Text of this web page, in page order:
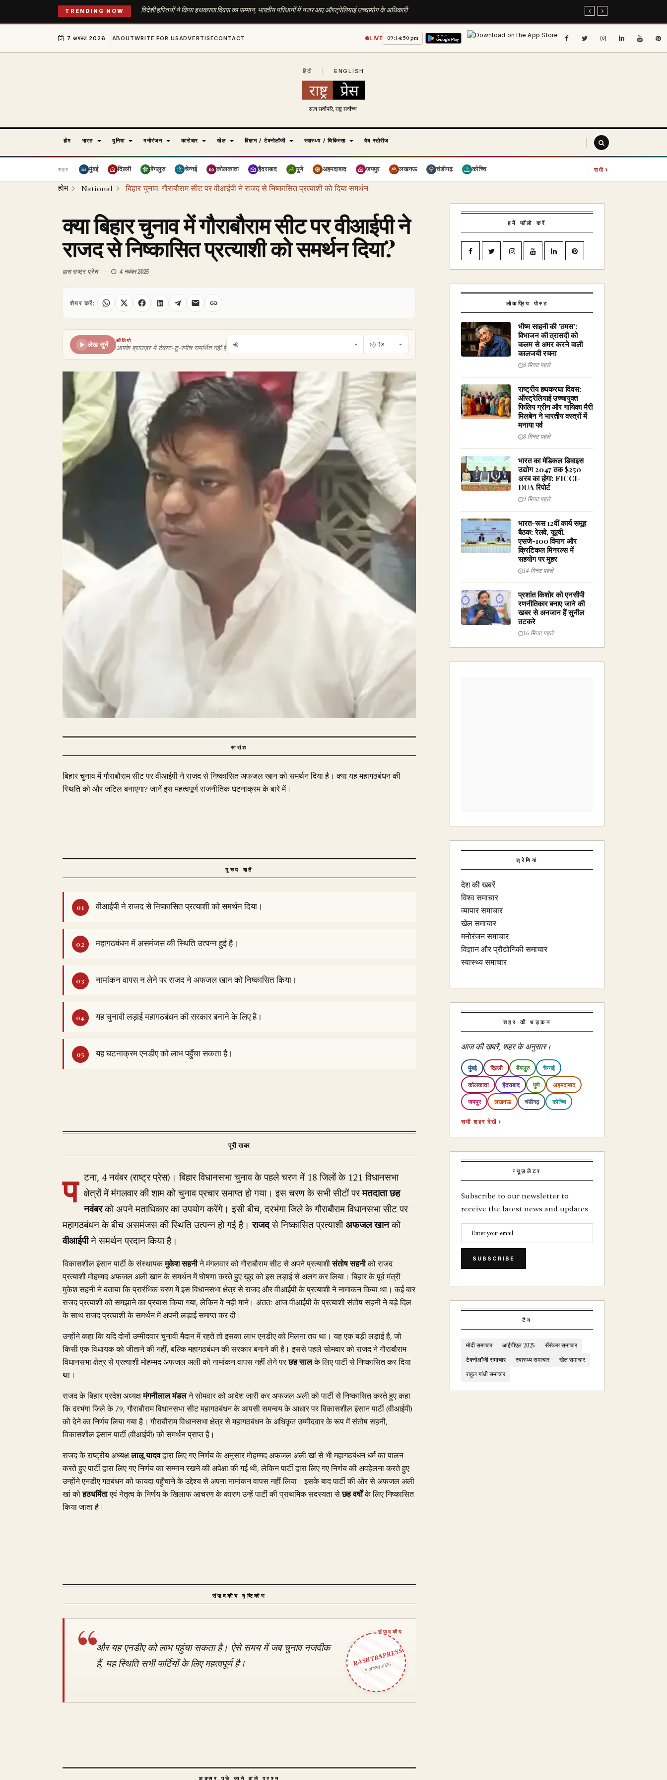
TRENDING NOW व‍िदेशी हस्‍त‍ियों ने क‍िया हथकरघा द‍िवस का सम्‍मान, भारतीय पर‍िधानों में नजर आए ऑस्ट्रेलियाई उच्चायोग के अध‍िकारी
7 अगस्त 2026 ABOUTWRITE FOR USADVERTISECONTACT LIVE 09:14:51 pm
हिंदी ENGLISH
होम भारत दुनिया मनोरंजन कारोबार खेल विज्ञान / टेक्नोलॉजी स्वास्थ्य / चिकित्सा वेब स्टोरीज
शहर मुंबई दिल्ली बेंगलुरु चेन्नई कोलकाता हैदराबाद पुणे अहमदाबाद जयपुर लखनऊ चंडीगढ़ कोच्चि सभी›
होम National बिहार चुनाव: गौराबौराम सीट पर वीआईपी ने राजद से निष्कासित प्रत्याशी को दिया समर्थन ‎
क्या बिहार चुनाव में गौराबौराम सीट पर वीआईपी ने
राजद से निष्कासित प्रत्याशी को समर्थन दिया?
द्वाराराष्ट्र प्रेस 4 नवंबर 2025
शेयर करें:
लेख सुनें
ऑडियो
आपके ब्राउज़र में टेक्स्ट-टू-स्पीच समर्थित नहीं है
सारांश
बिहार चुनाव में गौराबौराम सीट पर वीआईपी ने राजद से निष्कासित अफजल खान को समर्थन दिया है। क्या यह महागठबंधन की
स्थिति को और जटिल बनाएगा? जानें इस महत्वपूर्ण राजनीतिक घटनाक्रम के बारे में।
मुख्य बातें
वीआईपी ने राजद से निष्कासित प्रत्याशी को समर्थन दिया।
महागठबंधन में असमंजस की स्थिति उत्पन्न हुई है।
नामांकन वापस न लेने पर राजद ने अफजल खान को निष्कासित किया।
यह चुनावी लड़ाई महागठबंधन की सरकार बनाने के लिए है।
यह घटनाक्रम एनडीए को लाभ पहुँचा सकता है।
प टना, 4 नवंबर (राष्ट्र प्रेस)। बिहार विधानसभा चुनाव के पहले चरण में 18 जिलों के 121 विधानसभा
क्षेत्रों में मंगलवार की शाम को चुनाव प्रचार समाप्त हो गया। इस चरण के सभी सीटों परमतदाता छह
नवंबरको अपने मताधिकार का उपयोग करेंगे। इसी बीच, दरभंगा जिले के गौराबौराम विधानसभा सीट पर
महागठबंधन के बीच असमंजस की स्थिति उत्पन्न हो गई है।राजदसे निष्कासित प्रत्याशीअफजल खानको
वीआईपीने समर्थन प्रदान किया है।
विकासशील इंसान पार्टी के संस्थापकमुकेश सहनीने मंगलवार को गौराबौराम सीट से अपने प्रत्याशीसंतोष सहनीको राजद
प्रत्याशी मोहम्मद अफजल अली खान के समर्थन में घोषणा करते हुए खुद को इस लड़ाई से अलग कर लिया। बिहार के पूर्व मंत्री
मुकेश सहनी ने बताया कि प्रारंभिक चरण में इस विधानसभा क्षेत्र से राजद और वीआईपी के प्रत्याशी ने नामांकन किया था। कई बार
राजद प्रत्याशी को समझाने का प्रयास किया गया, लेकिन वे नहीं माने। अंततः आज वीआईपी के प्रत्याशी संतोष सहनी ने बड़े दिल
के साथ राजद प्रत्याशी के समर्थन में अपनी लड़ाई समाप्त कर दी।
उन्होंने कहा कि यदि दोनों उम्मीदवार चुनावी मैदान में रहते तो इसका लाभ एनडीए को मिलना तय था। यह एक बड़ी लड़ाई है, जो
किसी एक विधायक को जीताने की नहीं, बल्कि महागठबंधन की सरकार बनाने की है। इससे पहले सोमवार को राजद ने गौराबौराम
विधानसभा क्षेत्र से प्रत्याशी मोहम्मद अफजल अली को नामांकन वापस नहीं लेने परछह सालके लिए पार्टी से निष्कासित कर दिया
था।
राजद के बिहार प्रदेश अध्यक्षमंगनीलाल मंडलने सोमवार को आदेश जारी कर अफजल अली को पार्टी से निष्कासित करते हुए कहा
कि दरभंगा जिले के 79, गौराबौराम विधानसभा सीट महागठबंधन के आपसी समन्वय के आधार पर विकासशील इंसान पार्टी (वीआईपी)
को देने का निर्णय लिया गया है। गौराबौराम विधानसभा क्षेत्र से महागठबंधन के अधिकृत उम्मीदवार के रूप में संतोष सहनी,
विकासशील इंसान पार्टी (वीआईपी) को समर्थन प्राप्त है।
राजद के राष्ट्रीय अध्यक्षलालू यादवद्वारा लिए गए निर्णय के अनुसार मोहम्मद अफजल अली खां से भी महागठबंधन धर्म का पालन
करते हुए पार्टी द्वारा लिए गए निर्णय का सम्मान रखने की अपेक्षा की गई थी, लेकिन पार्टी द्वारा लिए गए निर्णय की अवहेलना करते हुए
उन्होंने एनडीए गठबंधन को फायदा पहुँचाने के उद्देश्य से अपना नामांकन वापस नहीं लिया। इसके बाद पार्टी की ओर से अफजल अली
खां कोहठधर्मिताएवं नेतृत्व के निर्णय के खिलाफ आचरण के कारण उन्हें पार्टी की प्राथमिक सदस्यता सेछह वर्षोंके लिए निष्कासित
किया जाता है।
संपादकीय दृष्टिकोण
और यह एनडीए को लाभ पहुंचा सकता है। ऐसे समय में जब चुनाव नजदीक
हैं, यह स्थिति सभी पार्टियों के लिए महत्वपूर्ण है।
RASHTRAPRESS
7 अगस्त 2026
अक्सर पूछे जाने वाले प्रश्न
हमें फॉलो करें
लोकप्रिय पोस्ट
भीष्म साहनी की 'तमस':
विभाजन की त्रासदी को
कलम से अमर करने वाली
कालजयी रचना
8 मिनट पहले
राष्ट्रीय हथकरघा दिवस:
ऑस्ट्रेलियाई उच्चायुक्त
फिलिप ग्रीन और गायिका मैरी
मिलबेन ने भारतीय वस्त्रों में
मनाया पर्व
8 मिनट पहले
भारत का मेडिकल डिवाइस
उद्योग 2047 तक $250
अरब का होगा: FICCI-
DUA रिपोर्ट
9 मिनट पहले
भारत-रूस 12वीं कार्य समूह
बैठक: रेलवे, यूएवी,
एसजे-100 विमान और
क्रिटिकल मिनरल्स में
सहयोग पर मुहर
14 मिनट पहले
प्रशांत किशोर को एनसीपी
रणनीतिकार बनाए जाने की
खबर से अनजान हैं सुनील
तटकरे
16 मिनट पहले
श्रेणियां
देश की खबरें
विश्व समाचार
व्यापार समाचार
खेल समाचार
मनोरंजन समाचार
विज्ञान और प्रौद्योगिकी समाचार
स्वास्थ्य समाचार
शहर की धड़कन
आज की ख़बरें, शहर के अनुसार।
मुंबई दिल्ली बेंगलुरु चेन्नई
कोलकाता हैदराबाद पुणे अहमदाबाद
जयपुर लखनऊ चंडीगढ़ कोच्चि
सभी शहर देखें ›
न्यूज़लेटर
Subscribe to our newsletter to
receive the latest news and updates
SUBSCRIBE
टैग
मोदी समाचार आईपीएल 2025
सेंसेक्स समाचार
टेक्नोलॉजी समाचार
स्वास्थ्य समाचार
खेल समाचार
राहुल गांधी समाचार